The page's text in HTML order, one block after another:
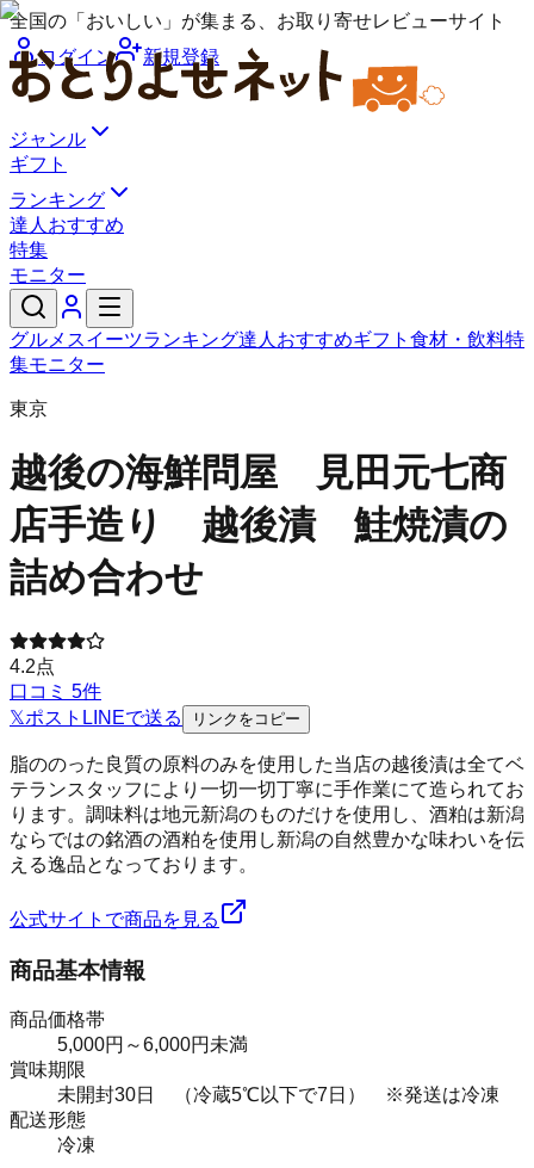
全国の「おいしい」が集まる、お取り寄せレビューサイト
ログイン
新規登録
ジャンル
ギフト
ランキング
達人おすすめ
特集
モニター
グルメ スイーツランキング達人おすすめギフト 食材・飲料特
集モニター
東京
越後の海鮮問屋 見田元七商
店手造り 越後漬 鮭焼漬の
詰め合わせ
4.2点
口コミ 5件
𝕏ポスト LINEで送る リンクをコピー
脂ののった良質の原料のみを使用した当店の越後漬は全てベ
テランスタッフにより一切一切丁寧に手作業にて造られてお
ります。調味料は地元新潟のものだけを使用し、酒粕は新潟
ならではの銘酒の酒粕を使用し新潟の自然豊かな味わいを伝
える逸品となっております。
公式サイトで商品を見る
商品基本情報
商品価格帯
5,000円～6,000円未満
賞味期限
未開封30日 （冷蔵5℃以下で7日） ※発送は冷凍
配送形態
冷凍